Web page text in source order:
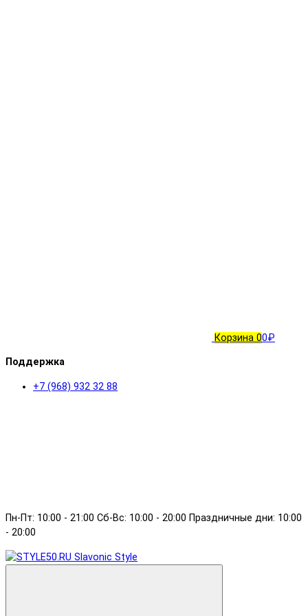
Корзина 00₽
Поддержка
+7 (968) 932 32 88
Пн-Пт: 10:00 - 21:00 Сб-Вс: 10:00 - 20:00 Праздничные дни: 10:00
- 20:00